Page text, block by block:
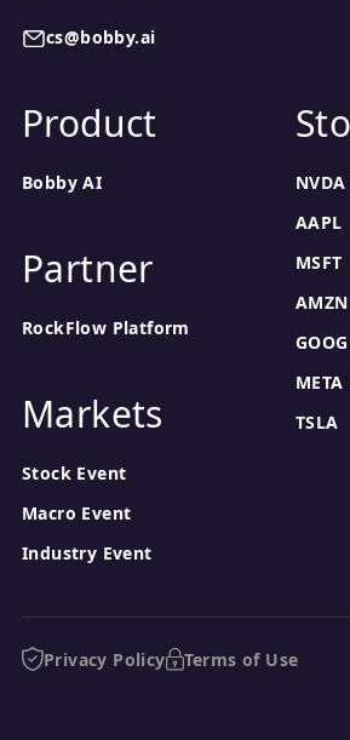
cs@bobby.ai
Product
Bobby AI
Partner
RockFlow Platform
Markets
Stock Event
Macro Event
Industry Event
NVDA
AAPL
MSFT
AMZN
GOOG
META
TSLA
Privacy Policy Terms of Use